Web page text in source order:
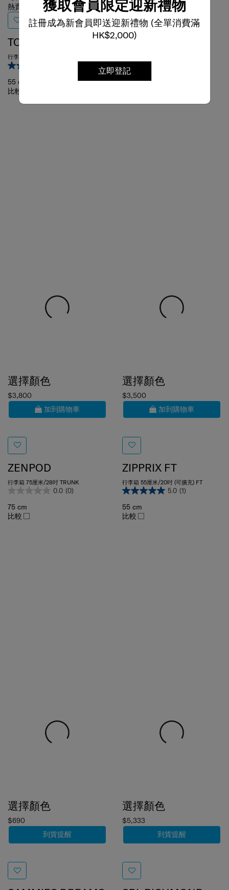
獲取會員限定迎新禮物
註冊成為新會員即送迎新禮物 (全單消費滿
HK$2,000)
立即登記
TOIIS BLOSSOM
行李箱 55厘米/20吋 (可擴充)
55 cm
比較
FLATFORM
66 cm
比較
$3,800
加到購物車
ZENPOD
行李箱 75厘米/28吋 TRUNK
0.0 (0)
75 cm
比較
$3,500
加到購物車
ZIPPRIX FT
行李箱 55厘米/20吋 (可擴充) FT
5.0 (1)
55 cm
比較
$690
到貨提醒
SAMMIES DREAMS
$5,333
到貨提醒
SBL RICHMOND